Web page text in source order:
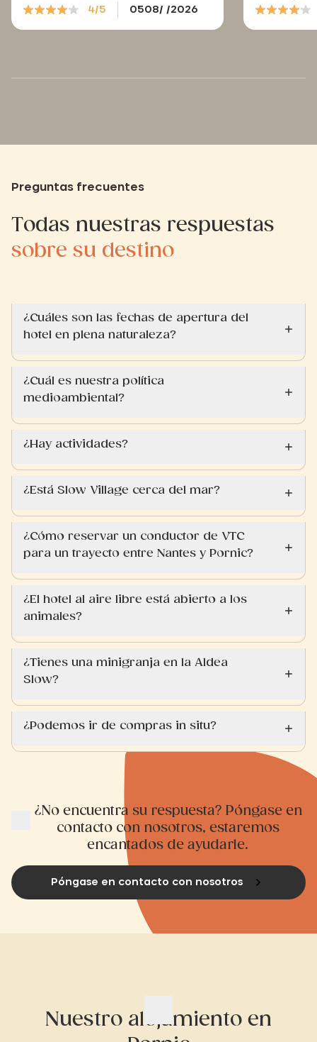
apreciadas, sobre todo cuando el
sol pega fuerte. Sin embargo, creo
4/5 0508/ /2026
Preguntas frecuentes
Todas nuestras respuestas
sobre su destino
¿Cuáles son las fechas de apertura del
hotel en plena naturaleza?
¿Cuál es nuestra política
medioambiental?
¿Hay actividades?
¿Está Slow Village cerca del mar?
¿Cómo reservar un conductor de VTC
para un trayecto entre Nantes y Pornic?
¿El hotel al aire libre está abierto a los
animales?
¿Tienes una minigranja en la Aldea
Slow?
¿Podemos ir de compras in situ?
¿No encuentra su respuesta? Póngase en
contacto con nosotros, estaremos
encantados de ayudarle.
Póngase en contacto con nosotros
Nuestro alojamiento en